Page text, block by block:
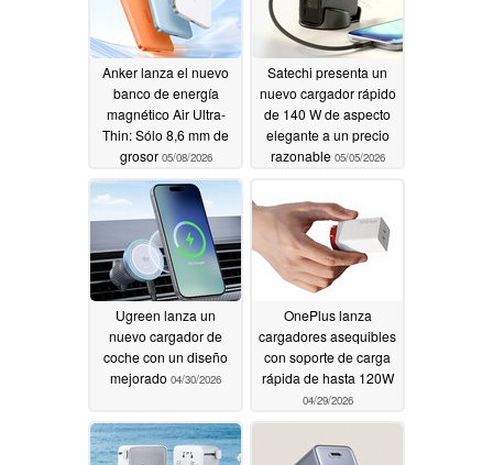
Anker lanza el nuevo
banco de energía
magnético Air Ultra-
Thin: Sólo 8,6 mm de
grosor 05/08/2026
Satechi presenta un
nuevo cargador rápido
de 140 W de aspecto
elegante a un precio
razonable 05/05/2026
Ugreen lanza un
nuevo cargador de
coche con un diseño
mejorado 04/30/2026
OnePlus lanza
cargadores asequibles
con soporte de carga
rápida de hasta 120W
04/29/2026